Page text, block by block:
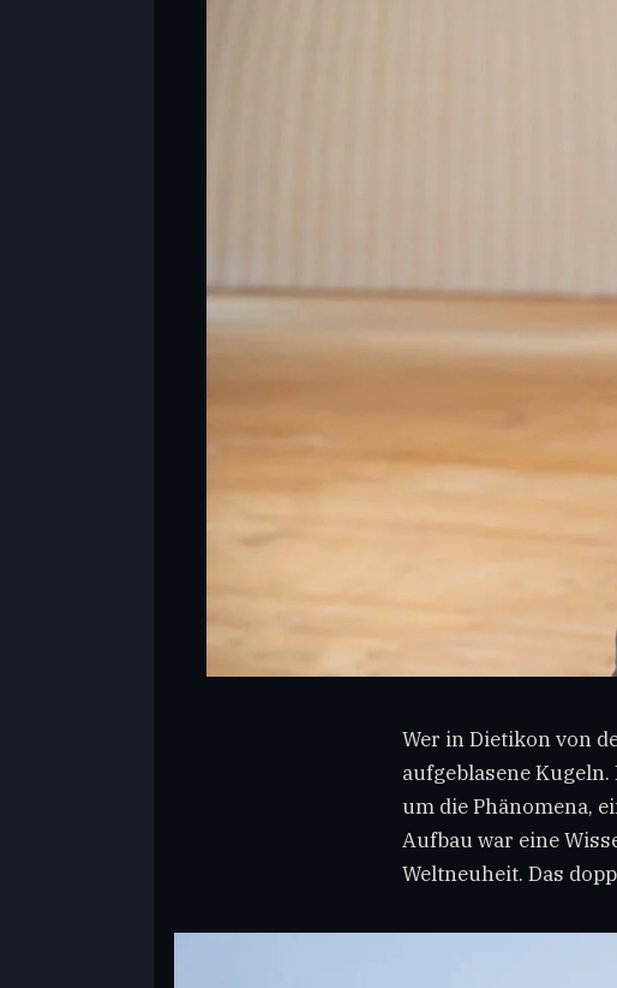
Wer in Dietikon von
aufgeblasene
um die Phänomena,
Aufbau war eine
Weltneuheit. Das